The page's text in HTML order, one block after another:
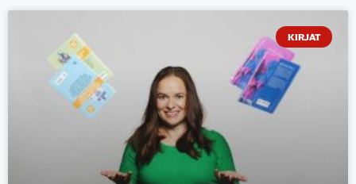
KIRJAT